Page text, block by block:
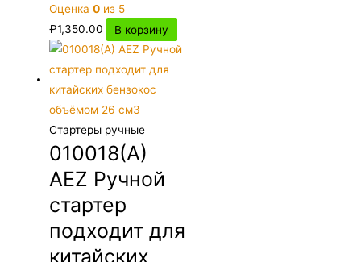
Оценка0 из 5
₽1,350.00 В корзину
Стартеры ручные
010018(A)
AEZ Ручной
стартер
подходит для
китайских